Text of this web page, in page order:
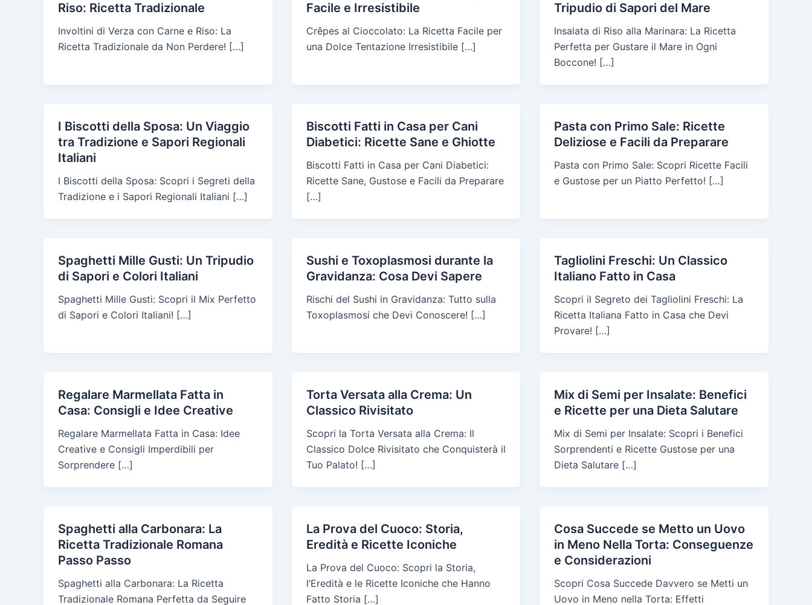
Riso: Ricetta Tradizionale
Involtini di Verza con Carne e Riso: La
Ricetta Tradizionale da Non Perdere! […]
Facile e Irresistibile
Crêpes al Cioccolato: La Ricetta Facile per
una Dolce Tentazione Irresistibile […]
Tripudio di Sapori del Mare
Insalata di Riso alla Marinara: La Ricetta
Perfetta per Gustare il Mare in Ogni
Boccone! […]
I Biscotti della Sposa: Un Viaggio
tra Tradizione e Sapori Regionali
Italiani
I Biscotti della Sposa: Scopri i Segreti della
Tradizione e i Sapori Regionali Italiani […]
Biscotti Fatti in Casa per Cani
Diabetici: Ricette Sane e Ghiotte
Biscotti Fatti in Casa per Cani Diabetici:
Ricette Sane, Gustose e Facili da Preparare
[…]
Pasta con Primo Sale: Ricette
Deliziose e Facili da Preparare
Pasta con Primo Sale: Scopri Ricette Facili
e Gustose per un Piatto Perfetto! […]
Spaghetti Mille Gusti: Un Tripudio
di Sapori e Colori Italiani
Spaghetti Mille Gusti: Scopri il Mix Perfetto
di Sapori e Colori Italiani! […]
Sushi e Toxoplasmosi durante la
Gravidanza: Cosa Devi Sapere
Rischi del Sushi in Gravidanza: Tutto sulla
Toxoplasmosi che Devi Conoscere! […]
Tagliolini Freschi: Un Classico
Italiano Fatto in Casa
Scopri il Segreto dei Tagliolini Freschi: La
Ricetta Italiana Fatto in Casa che Devi
Provare! […]
Regalare Marmellata Fatta in
Casa: Consigli e Idee Creative
Regalare Marmellata Fatta in Casa: Idee
Creative e Consigli Imperdibili per
Sorprendere […]
Torta Versata alla Crema: Un
Classico Rivisitato
Scopri la Torta Versata alla Crema: Il
Classico Dolce Rivisitato che Conquisterà il
Tuo Palato! […]
Mix di Semi per Insalate: Benefici
e Ricette per una Dieta Salutare
Mix di Semi per Insalate: Scopri i Benefici
Sorprendenti e Ricette Gustose per una
Dieta Salutare […]
Spaghetti alla Carbonara: La
Ricetta Tradizionale Romana
Passo Passo
Spaghetti alla Carbonara: La Ricetta
Tradizionale Romana Perfetta da Seguire
La Prova del Cuoco: Storia,
Eredità e Ricette Iconiche
La Prova del Cuoco: Scopri la Storia,
l’Eredità e le Ricette Iconiche che Hanno
Fatto Storia […]
Cosa Succede se Metto un Uovo
in Meno Nella Torta: Conseguenze
e Considerazioni
Scopri Cosa Succede Davvero se Metti un
Uovo in Meno nella Torta: Effetti